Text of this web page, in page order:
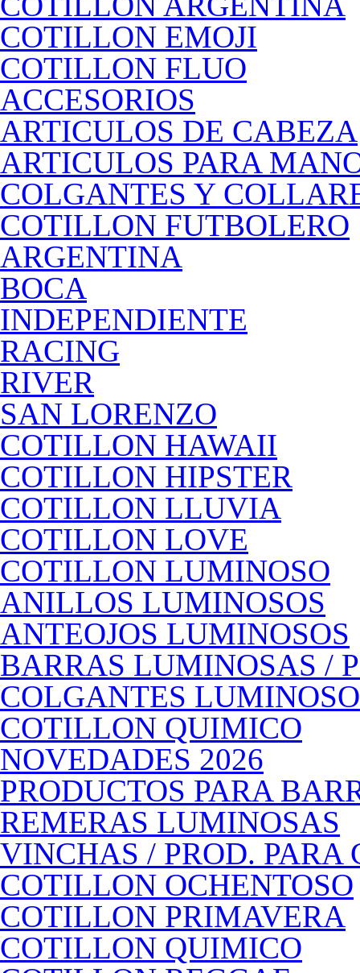
COTILLON EMOJI
COTILLON FLUO
ACCESORIOS
ARTICULOS DE CABEZA
ARTICULOS PARA
COLGANTES Y
COTILLON FUTBOLERO
ARGENTINA
BOCA
INDEPENDIENTE
RACING
RIVER
SAN LORENZO
COTILLON HAWAII
COTILLON HIPSTER
COTILLON LLUVIA
COTILLON LOVE
COTILLON LUMINOSO
ANILLOS LUMINOSOS
ANTEOJOS LUMINOSOS
BARRAS LUMINOSAS /
COLGANTES
COTILLON QUIMICO
NOVEDADES 2026
PRODUCTOS PARA
REMERAS LUMINOSAS
VINCHAS / PROD. PARA
COTILLON OCHENTOSO
COTILLON PRIMAVERA
COTILLON QUIMICO